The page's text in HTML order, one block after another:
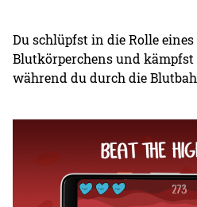
Du schlüpfst in die Rolle eines
Blutkörperchens und kämpfst
während du durch die